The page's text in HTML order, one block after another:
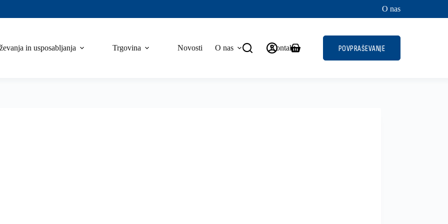
O nas
in usposabljanja Trgovina Novosti O nas KontaktShopping
POVPRAŠEVANJE